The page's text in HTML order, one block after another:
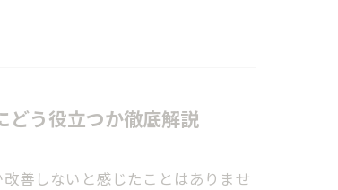
どう役立つか徹底解説
善しないと感じたことはありませ